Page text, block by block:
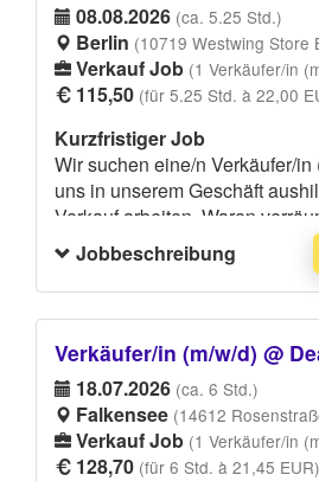
08.08.2026 (ca. 5.25 Std.)
Berlin (10719 Westwing Store Berlin,
Verkauf Job (1 Verkäufer/in
115,50 (für 5.25 Std. à 22,00
Kurzfristiger Job
Wir suchen eine/n Verkäufer/in
uns in unserem Geschäft
Verkauf arbeiten, Waren
anfallende Aufgaben
Erfahrung im Einzelhandel
im Verkauf haben. Fließende
Englischkenntnisse sind für
Voraussetzung. Bitte trage eine
ein weißes oder schwarzes
gebügelt).
Jobbeschreibung
18.07.2026 (ca. 6 Std.)
Falkensee (14612 Rosenstraße
Verkauf Job (1 Verkäufer/in
128,70 (für 6 Std. à 21,45 EUR)